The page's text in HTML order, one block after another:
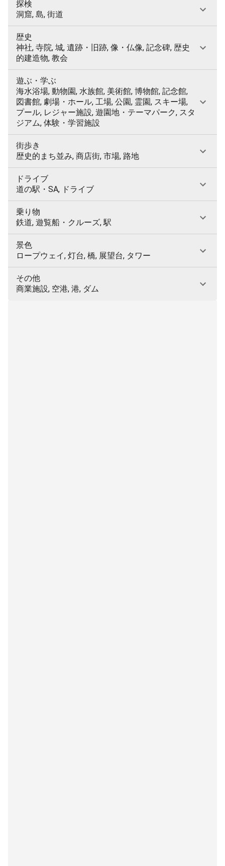
探検
洞窟, 島, 街道
歴史
神社, 寺院, 城, 遺跡・旧跡, 像・仏像, 記念碑, 歴史
的建造物, 教会
遊ぶ・学ぶ
海水浴場, 動物園, 水族館, 美術館, 博物館, 記念館,
図書館, 劇場・ホール, 工場, 公園, 霊園, スキー場,
プール, レジャー施設, 遊園地・テーマパーク, スタ
ジアム, 体験・学習施設
街歩き
歴史的まち並み, 商店街, 市場, 路地
ドライブ
道の駅・SA, ドライブ
乗り物
鉄道, 遊覧船・クルーズ, 駅
景色
ロープウェイ, 灯台, 橋, 展望台, タワー
その他
商業施設, 空港, 港, ダム